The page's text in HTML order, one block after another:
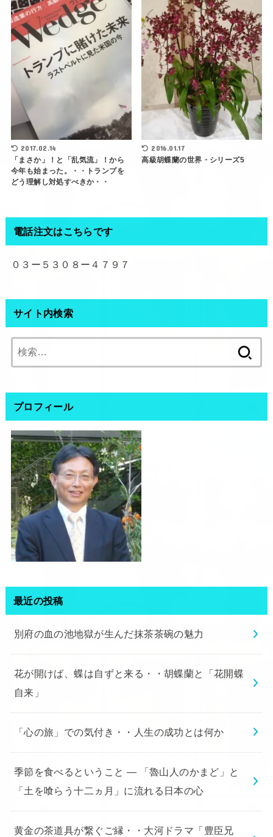
2017.02.14
「まさか」！と「乱気流」！から
今年も始まった。・・トランプを
どう理解し対処すべきか・・
2016.01.17
高級胡蝶蘭の世界・シリーズ5
電話注文はこちらです
０３ー５３０８ー４７９７
サイト内検索
索:
プロフィール
最近の投稿
別府の血の池地獄が生んだ抹茶茶碗の魅力
花が開けば、蝶は自ずと来る・・胡蝶蘭と「花開蝶
自来」
「心の旅」での気付き・・人生の成功とは何か
季節を食べるということ ― 「魯山人のかまど」と
「土を喰らう十二ヵ月」に流れる日本の心
黄金の茶道具が繋ぐご縁・・大河ドラマ「豊臣兄